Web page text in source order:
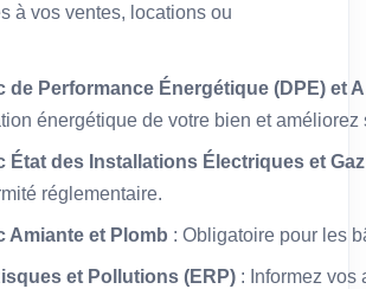
à vos ventes, locations ou
de Performance Énergétique (DPE) et
énergétique de votre bien et améliorez
État des Installations Électriques et Gaz
réglementaire.
Amiante et Plomb : Obligatoire pour les
et Pollutions (ERP) : Informez vos